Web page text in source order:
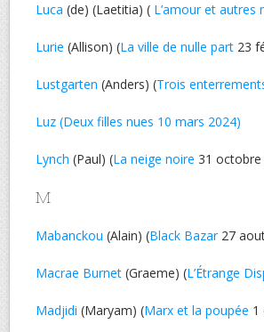
Luca (de) (Laetitia) ( L’amour et autres
Lurie (Allison) (La ville de nulle part 23
Lustgarten (Anders) (Trois
Luz (Deux filles nues 10 mars 2024)
Lynch (Paul) (La neige noire 31 octobre
M
Mabanckou (Alain) (Black Bazar27
Macrae Burnet (Graeme) (L’Étrange
Madjidi (Maryam) (Marx et la poupée 1